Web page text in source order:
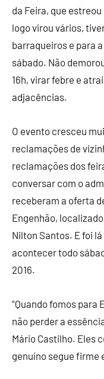
da Feira, que estreou
logo virou vários,
barraqueiros e para
sábado. Não
16h, virar febre e
adjacências.
O evento cresceu
reclamações de
reclamações dos
conversar com o
receberam a oferta
Engenhão,
Nilton Santos. E foi lá
acontecer todo
2016.
“Quando fomos para
não perder a
Mário Castilho. Eles
genuíno segue firme